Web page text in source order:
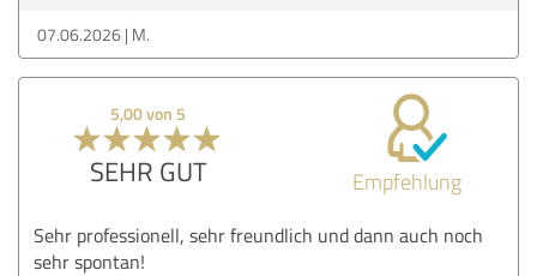
07.06.2026 M.
5,00 von 5
SEHR GUT Empfehlung
Sehr professionell, sehr freundlich und dann auch noch
sehr spontan!